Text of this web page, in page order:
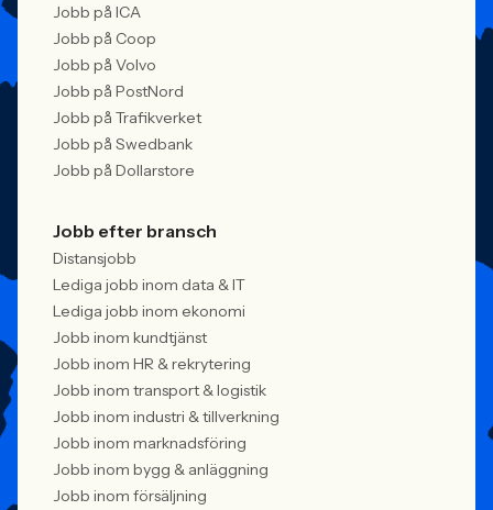
Jobb på ICA
Jobb på Coop
Jobb på Volvo
Jobb på PostNord
Jobb på Trafikverket
Jobb på Swedbank
Jobb på Dollarstore
Jobb efter bransch
Distansjobb
Lediga jobb inom data & IT
Lediga jobb inom ekonomi
Jobb inom kundtjänst
Jobb inom HR & rekrytering
Jobb inom transport & logistik
Jobb inom industri & tillverkning
Jobb inom marknadsföring
Jobb inom bygg & anläggning
Jobb inom försäljning